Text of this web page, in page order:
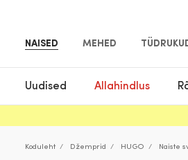
NAISED MEHED
Uudised Allahindlus
Koduleht Džemprid HUGO Naiste